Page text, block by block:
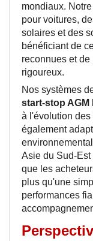
mondiaux.
pour voitures,
solaires et des
bénéficiant de
reconnues et
rigoureux.
Nos systèmes
start-stop AGM
à l'évolution
également
Asie du Sud-
que les
plus qu'une
performances